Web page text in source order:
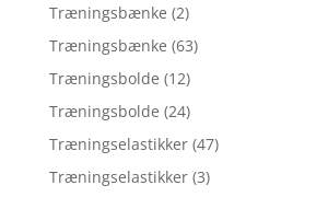
Træningsbænke (2)
Træningsbænke (63)
Træningsbolde (12)
Træningsbolde (24)
Træningselastikker (47)
Træningselastikker (3)